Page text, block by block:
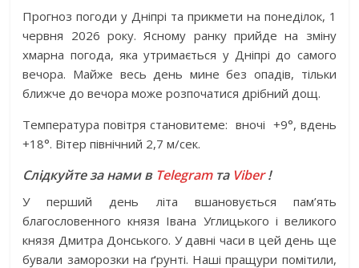
Прогноз погоди у Дніпрі та прикмети на понеділок, 1
червня 2026 року. Ясному ранку прийде на зміну
хмарна погода, яка утримається у Дніпрі до самого
вечора. Майже весь день мине без опадів, тільки
ближче до вечора може розпочатися дрібний дощ.
Температура повітря становитеме: вночі +9°, вдень
+18°. Вітер північний 2,7 м/сек.
Слідкуйте за нами в Telegramта Viber!
У перший день літа вшановується пам’ять
благословенного князя Івана Углицького і великого
князя Дмитра Донського. У давні часи в цей день ще
бували заморозки на ґрунті. Наші пращури помітили,